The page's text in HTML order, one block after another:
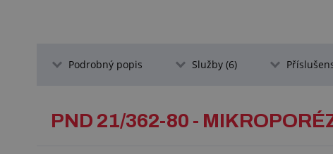
Podrobný popis Služby (6)
PND 21/362-80 -